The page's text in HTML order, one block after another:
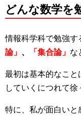
どんな数学を
情報科学科で勉強す
論」 、 「集合論」 な
最初は基本的なこと
していくにつれて徐
特に、私が面白いと